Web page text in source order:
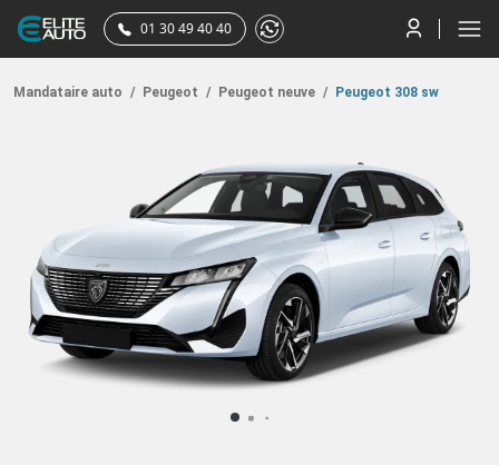
01 30 49 40 40
Mandataire auto / Peugeot / Peugeot neuve / Peugeot 308 sw